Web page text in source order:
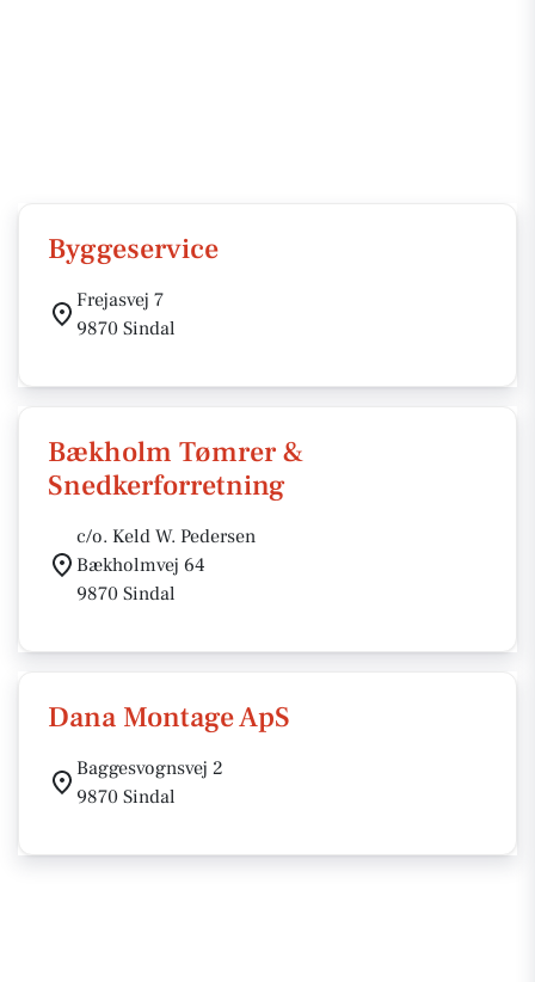
Byggeservice
Frejasvej 7
9870 Sindal
Bækholm Tømrer &
Snedkerforretning
c/o. Keld W. Pedersen
Bækholmvej 64
9870 Sindal
Dana Montage ApS
Baggesvognsvej 2
9870 Sindal